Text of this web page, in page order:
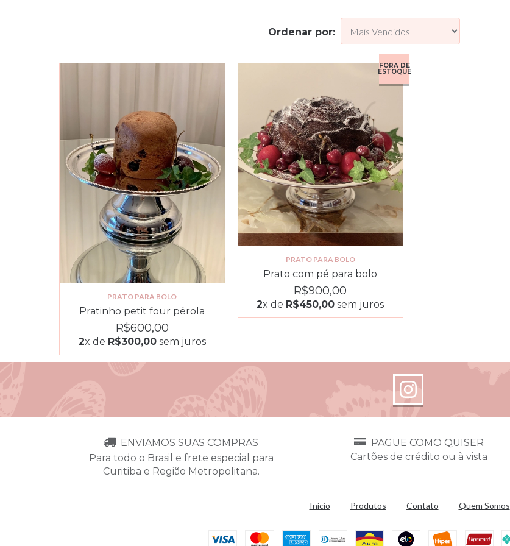
Ordenar por:
PRATO PARA BOLO
Pratinho petit four pérola
R$600,00
2x de R$300,00sem juros
FORA DE
ESTOQUE
PRATO PARA BOLO
Prato com pé para bolo
R$900,00
2x de R$450,00 sem juros
ENVIAMOS SUAS COMPRAS
Para todo o Brasil e frete especial para
Curitiba e Região Metropolitana.
PAGUE COMO QUISER
Cartões de crédito ou à vista
Início Produtos Contato Quem Somos